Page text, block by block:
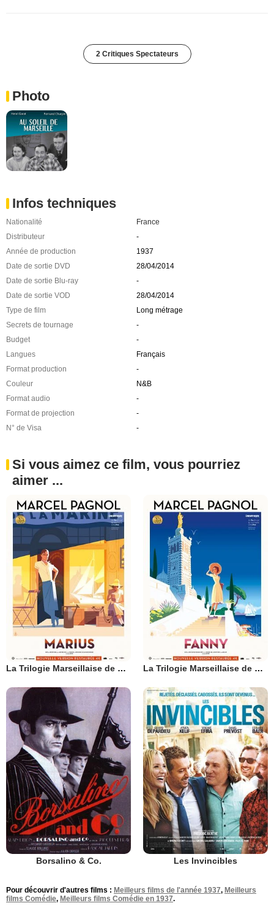
2 Critiques Spectateurs
Photo
Infos techniques
Nationalité
France
Distributeur
-
Année de production
1937
Date de sortie DVD
28/04/2014
Date de sortie Blu-ray
-
Date de sortie VOD
28/04/2014
Type de film
Long métrage
Secrets de tournage
-
Budget
-
Langues
Français
Format production
-
Couleur
N&B
Format audio
-
Format de projection
-
N° de Visa
-
Si vous aimez ce film, vous pourriez
aimer ...
La Trilogie Marseillaise de Marcel Pagnol : Marius La Trilogie Marseillaise de Marcel Pagnol : Fanny
Borsalino & Co. Les Invincibles
Pour découvrir d'autres films : Meilleurs films de l'année 1937, Meilleurs
films Comédie, Meilleurs films Comédie en 1937.